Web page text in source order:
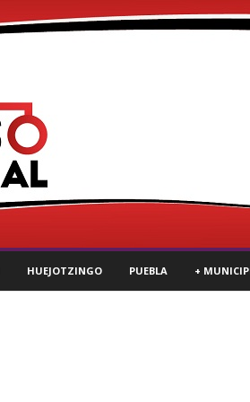
HUEJOTZINGO PUEBLA +